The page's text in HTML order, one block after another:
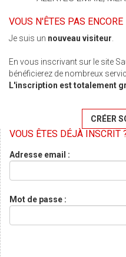
VOUS N'ÊTES PAS
Je suis un nouveau visiteur.
En vous inscrivant sur le site
bénéficierez de nombreux
L'inscription est totalement
CRÉER
VOUS ÊTES DÉJÀ INSCRIT
Adresse email :
Mot de passe :